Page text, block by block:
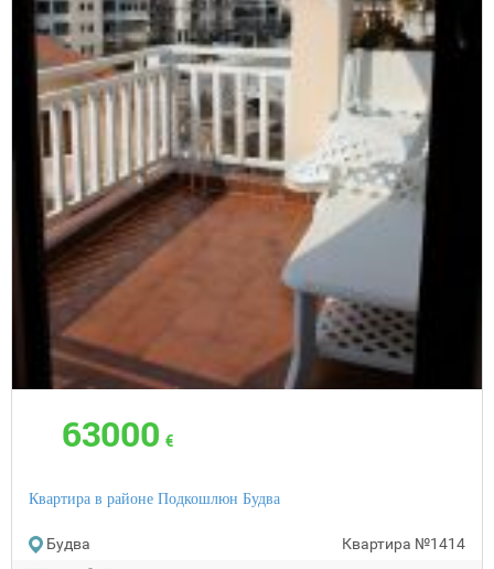
63000 €
Квартира в районе Подкошлюн Будва
Будва Квартира №1414